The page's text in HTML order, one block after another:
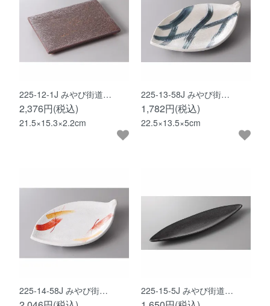
225-12-1J みやび街道…
2,376円(税込)
21.5×15.3×2.2cm
225-13-58J みやび街…
1,782円(税込)
22.5×13.5×5cm
225-14-58J みやび街… 225-15-5J みやび街道…